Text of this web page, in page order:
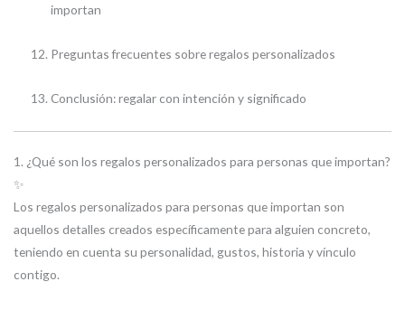
importan
Preguntas frecuentes sobre regalos personalizados
Conclusión: regalar con intención y significado
1. ¿Qué son los regalos personalizados para personas que importan?
✨
Los regalos personalizados para personas que importan son
aquellos detalles creados específicamente para alguien concreto,
teniendo en cuenta su personalidad, gustos, historia y vínculo
contigo.